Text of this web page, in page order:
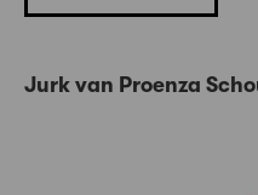
Jurk van Proenza